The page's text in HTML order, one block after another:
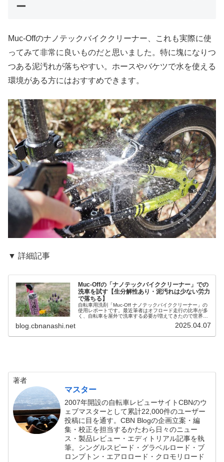
ー
Muc-Offのナノテックバイククリーナー、これも実際に使
ってみて非常に良いものだと思いました。特に塊になりつ
つある泥汚れが落ちやすい。ホースやバケツで水を使える
環境がある方にはおすすめできます。
▼ 詳細記事
Muc-Offの「ナノテックバイククリーナー」での
洗車を試す【生分解性あり・泥汚れは少ない労力
で落ちる】
自転車用洗剤「Muc-Off ナノテックバイククリーナー」の
使用レポートです。最近筆者はオフロード走行の比率が多
く、自転車を屋外で洗車する必要が増えてきたので世界的
blog.cbnanashi.net 2025.04.07
著者
マスター
2007年開設の自転車レビューサイトCBNのウ
ェブマスターとして累計22,000件のユーザー
投稿に目を通す。CBN Blogの企画立案・編
集・校正を担当するかたわら日々のニュー
ス・製品レビュー・エディトリアル記事を執
筆。シングルスピード・グラベルロード・ブ
ロンプトン・エアロロード・クロモリロード